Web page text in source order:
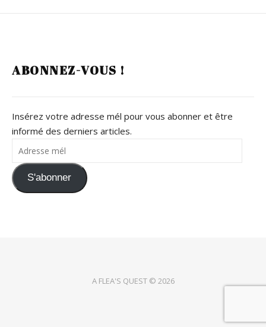
ABONNEZ-VOUS !
Insérez votre adresse mél pour vous abonner et être
informé des derniers articles.
Adresse mél
S'abonner
A FLEA'S QUEST © 2026